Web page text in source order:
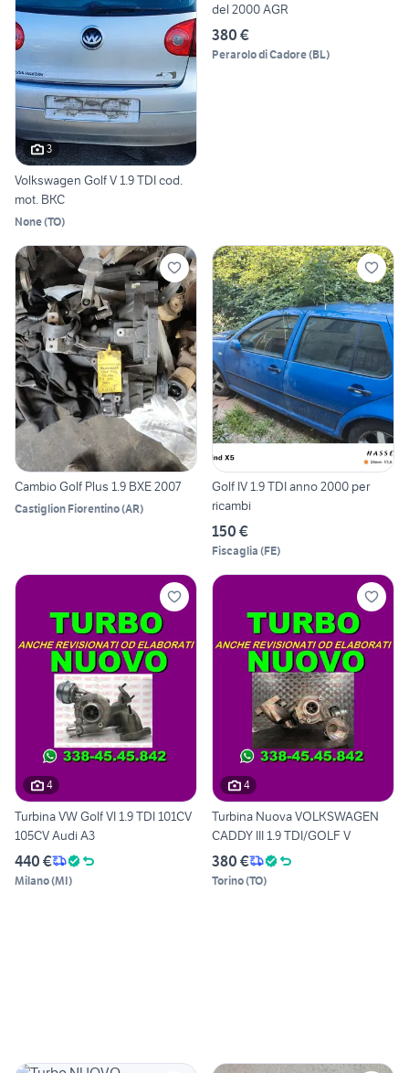
3
Volkswagen Golf V 1.9 TDI cod.
mot. BKC
None(TO)
del 2000 AGR
380 €
Perarolo di Cadore(BL)
Cambio Golf Plus 1.9 BXE 2007
Castiglion Fiorentino(AR)
Golf IV 1.9 TDI anno 2000 per
ricambi
150 €
Fiscaglia (FE)
4
Turbina VW Golf VI 1.9 TDI 101CV
105CV Audi A3
440 €
Milano(MI)
4
Turbina Nuova VOLKSWAGEN
CADDY III 1.9 TDI/GOLF V
380 €
Torino(TO)